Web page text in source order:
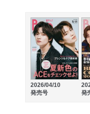
2026/04/10
発売号
発